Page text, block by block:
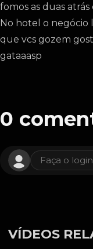
fomos as duas
No hotel o
que vcs gozem
gataaasp
0
Faça o
VÍDEOS